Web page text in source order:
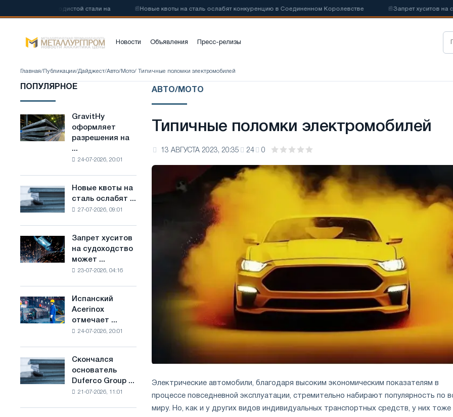
низкоуглеродистой стали на Новые квоты на сталь ослабят конкуренцию в Соединенном Королевстве Запрет хуситов на
Новости Объявления Пресс-релизы
Главная/ Публикации/Дайджест/Авто/Мото/ Типичные поломки электромобилей
ПОПУЛЯРНОЕ
GravitHy
оформляет
разрешения
строительство
производству
низкоуглеродистой
на
основе
водорода
во
GravitHy
оформляет
разрешения на
...
24-07-2026, 20:01
Новые
квоты
на
конкуренцию
в
Новые квоты на
сталь ослабят ...
27-07-2026, 09:01
Запрет
хуситов
на
импорт
Саудовской
Запрет хуситов
на судоходство
может ...
23-07-2026, 04:16
Испанский
Acerinox
отмечает
положительную
втором
полугодии
мерам
Испанский
Acerinox
отмечает ...
24-07-2026, 20:01
Скончался
основатель
Duferco
Скончался
основатель
Duferco Group ...
21-07-2026, 11:01
АВТО/МОТО
Типичные поломки электромобилей
13 АВГУСТА 2023, 20:35 24 0
Электрические автомобили, благодаря высоким экономическим показателям в
процессе повседневной эксплуатации, стремительно набирают популярность по
миру. Но, как и у других видов индивидуальных транспортных средств, у них тоже